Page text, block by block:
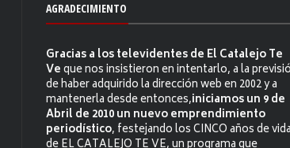
AGRADECIMIENTO
Gracias a los televidentes de El Catalejo Te
Veque nos insistieron en intentarlo, a la
de haber adquirido la dirección web en 2002 y a
mantenerla desde entonces,iniciamos un 9 de
Abril de 2010 un nuevo emprendimiento
periodístico, festejando los CINCO años de vida